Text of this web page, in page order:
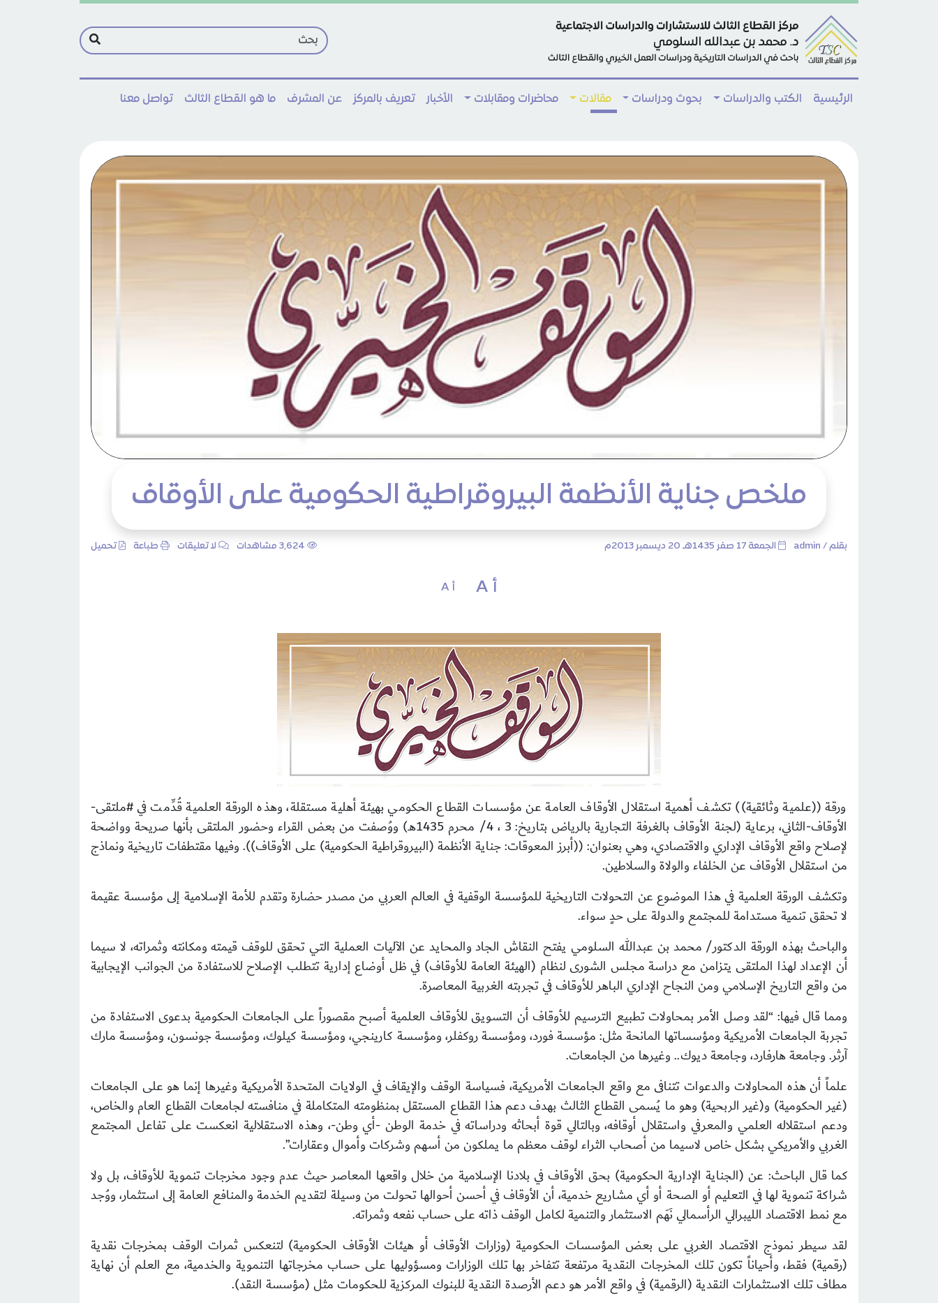
Skip to main content
الرئيسية الكتب والدراسات بحوث ودراسات مقالات محاضرات ومقابلات الأخبار تعريف بالمركز عن المشرف ما هو القطاع الثالث تواصل معنا
ملخص جناية الأنظمة البيروقراطية الحكومية على الأوقاف
بقلم / admin الجمعة 17 صفر 1435هـ 20 ديسمبر 2013م لا تعليقات طباعة تحميل
أ A أ A
ورقة ((علمية وثائقية)) تكشف أهمية استقلال الأوقاف العامة عن مؤسسات القطاع الحكومي بهيئة أهلية مستقلة، وهذه الورقة العلمية قُدِّمت في #ملتقى-
الأوقاف-الثاني، برعاية (لجنة الأوقاف بالغرفة التجارية بالرياض بتاريخ: 3 ، 4/ محرم 1435هـ) ووُصفت من بعض القراء وحضور الملتقى بأنها صريحة وواضحة
لإصلاح واقع الأوقاف الإداري والاقتصادي، وهي بعنوان: ((أبرز المعوقات: جناية الأنظمة (البيروقراطية الحكومية) على الأوقاف)). وفيها مقتطفات تاريخية ونماذج
من استقلال الأوقاف عن الخلفاء والولاة والسلاطين.
وتكشف الورقة العلمية في هذا الموضوع عن التحولات التاريخية للمؤسسة الوقفية في العالم العربي من مصدر حضارة وتقدم للأمة الإسلامية إلى مؤسسة عقيمة
لا تحقق تنمية مستدامة للمجتمع والدولة على حدٍ سواء.
والباحث بهذه الورقة الدكتور/ محمد بن عبدالله السلومي يفتح النقاش الجاد والمحايد عن الآليات العملية التي تحقق للوقف قيمته ومكانته وثمراته، لا سيما
أن الإعداد لهذا الملتقى يتزامن مع دراسة مجلس الشورى لنظام (الهيئة العامة للأوقاف) في ظل أوضاع إدارية تتطلب الإصلاح للاستفادة من الجوانب الإيجابية
من واقع التاريخ الإسلامي ومن النجاح الإداري الباهر للأوقاف في تجربته الغربية المعاصرة.
ومما قال فيها: “لقد وصل الأمر بمحاولات تطبيع الترسيم للأوقاف أن التسويق للأوقاف العلمية أصبح مقصوراً على الجامعات الحكومية بدعوى الاستفادة من
تجربة الجامعات الأمريكية ومؤسساتها المانحة مثل: مؤسسة فورد، ومؤسسة روكفلر، ومؤسسة كارينجي، ومؤسسة كيلوك، ومؤسسة جونسون، ومؤسسة مارك
آرثر. وجامعة هارفارد، وجامعة ديوك.. وغيرها من الجامعات.
علماً أن هذه المحاولات والدعوات تتنافى مع واقع الجامعات الأمريكية، فسياسة الوقف والإيقاف في الولايات المتحدة الأمريكية وغيرها إنما هو على الجامعات
(غير الحكومية) و(غير الربحية) وهو ما يُسمى القطاع الثالث بهدف دعم هذا القطاع المستقل بمنظومته المتكاملة في منافسته لجامعات القطاع العام والخاص،
ودعم استقلاله العلمي والمعرفي واستقلال أوقافه، وبالتالي قوة أبحاثه ودراساته في خدمة الوطن -أي وطن-، وهذه الاستقلالية انعكست على تفاعل المجتمع
الغربي والأمريكي بشكل خاص لاسيما من أصحاب الثراء لوقف معظم ما يملكون من أسهم وشركات وأموال وعقارات”.
كما قال الباحث: عن (الجناية الإدارية الحكومية) بحق الأوقاف في بلادنا الإسلامية من خلال واقعها المعاصر حيث عدم وجود مخرجات تنموية للأوقاف، بل ولا
شراكة تنموية لها في التعليم أو الصحة أو أي مشاريع خدمية، أن الأوقاف في أحسن أحوالها تحولت من وسيلة لتقديم الخدمة والمنافع العامة إلى استثمار، ووُجد
مع نمط الاقتصاد الليبرالي الرأسمالي نَهَم الاستثمار والتنمية لكامل الوقف ذاته على حساب نفعه وثمراته.
لقد سيطر نموذج الاقتصاد الغربي على بعض المؤسسات الحكومية (وزارات الأوقاف أو هيئات الأوقاف الحكومية) لتنعكس ثمرات الوقف بمخرجات نقدية
(رقمية) فقط، وأحياناً تكون تلك المخرجات النقدية مرتفعة تتفاخر بها تلك الوزارات ومسؤوليها على حساب مخرجاتها التنموية والخدمية، مع العلم أن نهاية
مطاف تلك الاستثمارات النقدية (الرقمية) في واقع الأمر هو دعم الأرصدة النقدية للبنوك المركزية للحكومات مثل (مؤسسة النقد).